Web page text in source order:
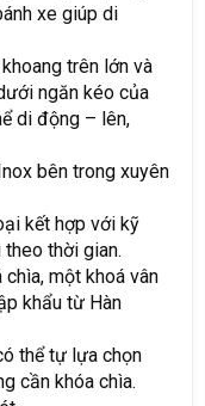
xe giúp di
trên lớn và
ngăn kéo của
di động – lên,
bên trong xuyên
kết hợp với kỹ
thời gian.
một khoá vân
khẩu từ Hàn
thể tự lựa chọn
cần khóa chìa.